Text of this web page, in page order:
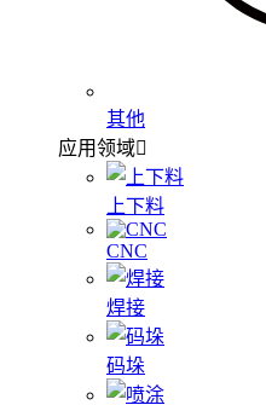
其他
应用领域
上下料
CNC
焊接
码垛